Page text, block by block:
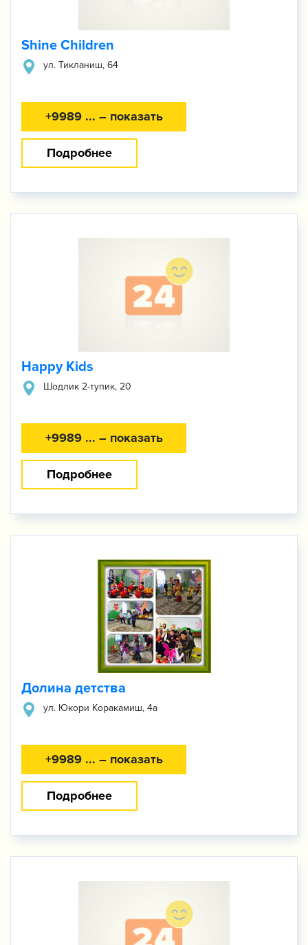
Shine Children
ул. ​Тикланиш, 64
+9989 ... – показать
Подробнее
Happy Kids
​Шодлик 2-тупик, 20
+9989 ... – показать
Подробнее
Долина детства
​ул. Юкори Коракамиш, 4а
+9989 ... – показать
Подробнее